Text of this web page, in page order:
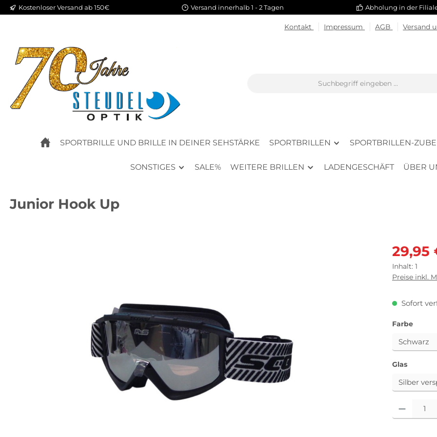
Hauptinhalt springen
Zur Suche springen
Zur Hauptnavigation springen
Kostenloser Versand ab 150€ Versand innerhalb 1 - 2 Tagen Abholung in der
Kontakt Impressum AGB Versand
SPORTBRILLE UND BRILLE IN DEINER SEHSTÄRKE SPORTBRILLEN SPORTBRILLEN-
SONSTIGES SALE% WEITERE BRILLEN LADENGESCHÄFT ÜBER
Junior Hook Up
29,95
Inhalt: 1
Preise inkl.
Sofort
Farbe
Glas
Produkt